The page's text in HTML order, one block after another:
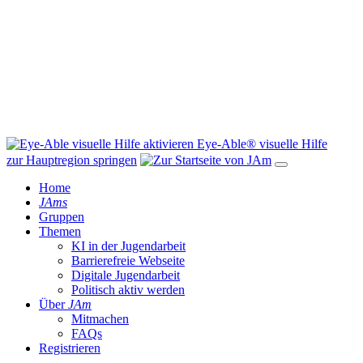
Eye-Able® visuelle Hilfe
zur Hauptregion springen
Home
JAms
Gruppen
Themen
KI in der Jugendarbeit
Barrierefreie Webseite
Digitale Jugendarbeit
Politisch aktiv werden
ÜberJAm
Mitmachen
FAQs
Registrieren